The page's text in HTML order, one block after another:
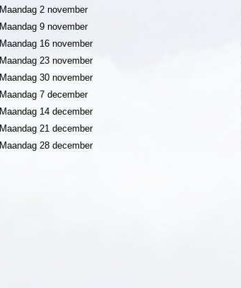
Maandag 2 november
Maandag 9 november
Maandag 16 november
Maandag 23 november
Maandag 30 november
Maandag 7 december
Maandag 14 december
Maandag 21 december
Maandag 28 december